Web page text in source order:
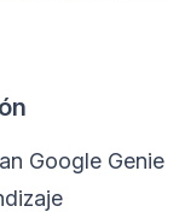
Google Genie